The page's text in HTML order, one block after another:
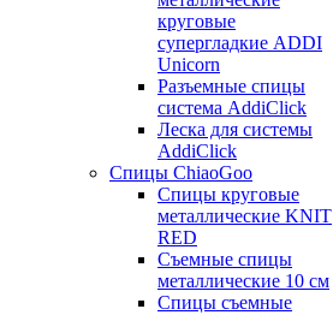
круговые
супергладкие ADDI
Unicorn
Разъемные спицы
система AddiClick
Леска для системы
AddiClick
Спицы ChiaoGoo
Спицы круговые
металлические KNIT
RED
Съемные спицы
металлические 10 см
Спицы съемные